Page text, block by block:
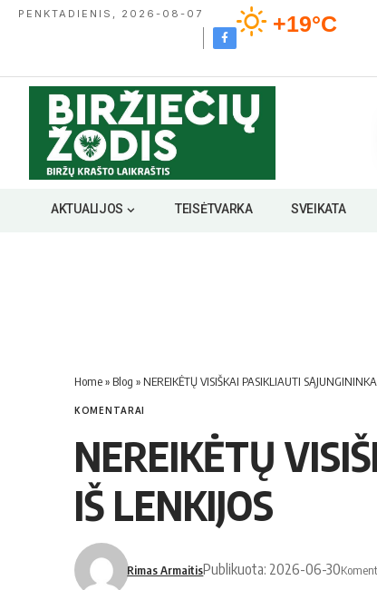
PENKTADIENIS, 2026-08-07 +19°C
AKTUALIJOS TEISĖTVARKA SVEIKATA
Home» Blog » NEREIKĖTŲ VISIŠKAI PASIKLIAUTI
KOMENTARAI
NEREIKĖTŲ
IŠ LENKIJOS
Rimas ArmaitisPublikuota: 2026-06-30